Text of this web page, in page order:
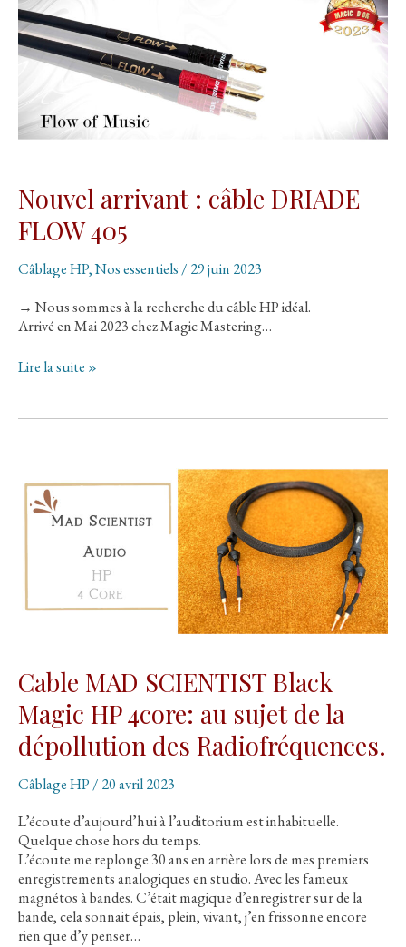
place
et
écoute
« Atta »
de
Nouvel arrivant : câble DRIADE
FLOW 405
Câblage HP,Nos essentiels / 29 juin 2023
→ Nous sommes à la recherche du câble HP idéal.
Arrivé en Mai 2023 chez Magic Mastering…
Nouvel
câble
405
Lire la suite »
Cable MAD SCIENTIST Black
Magic HP 4core: au sujet de la
dépollution des Radiofréquences.
Câblage HP / 20 avril 2023
L’écoute d’aujourd’hui à l’auditorium est inhabituelle.
Quelque chose hors du temps.
L’écoute me replonge 30 ans en arrière lors de mes premiers
enregistrements analogiques en studio. Avec les fameux
magnétos à bandes. C’était magique d’enregistrer sur de la
bande, cela sonnait épais, plein, vivant, j’en frissonne encore
rien que d’y penser…